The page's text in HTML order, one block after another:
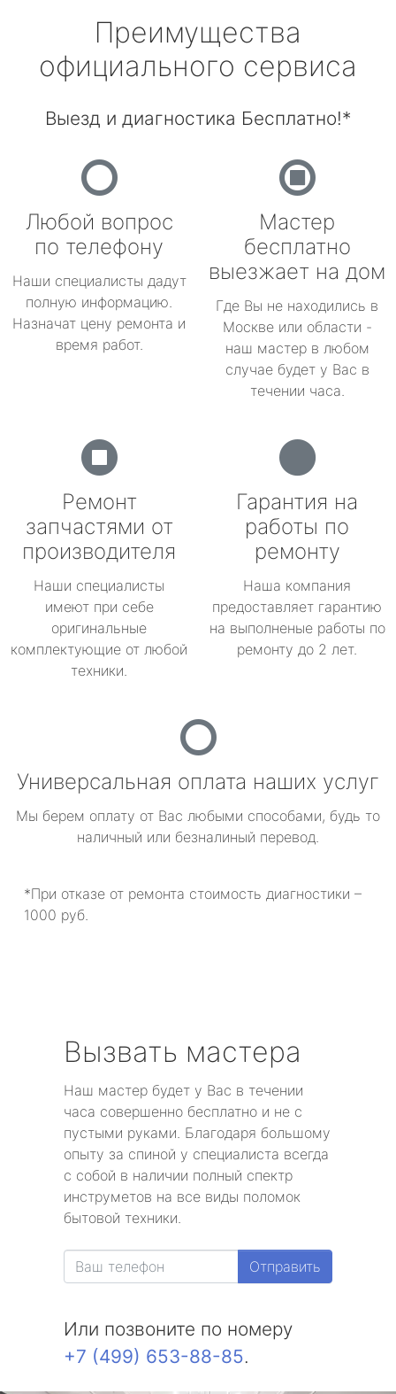
Преимущества
официального сервиса
Выезд и диагностика Бесплатно!*
Любой вопрос
по телефону
Наши специалисты дадут
полную информацию.
Назначат цену ремонта и
время работ.
Мастер
бесплатно
выезжает на дом
Где Вы не находились в
Москве или области -
наш мастер в любом
случае будет у Вас в
течении часа.
Ремонт
запчастями от
производителя
Наши специалисты
имеют при себе
оригинальные
комплектующие от любой
техники.
Гарантия на
работы по
ремонту
Наша компания
предоставляет гарантию
на выполненые работы по
ремонту до 2 лет.
Универсальная оплата наших услуг
Мы берем оплату от Вас любыми способами, будь то
наличный или безналиный перевод.
*При отказе от ремонта стоимость диагностики –
1000 руб.
Вызвать мастера
Наш мастер будет у Вас в течении
часа совершенно бесплатно и не с
пустыми руками. Благодаря большому
опыту за спиной у специалиста всегда
с собой в наличии полный спектр
инструметов на все виды поломок
бытовой техники.
Отправить
Или позвоните по номеру
+7 (499) 653-88-85.